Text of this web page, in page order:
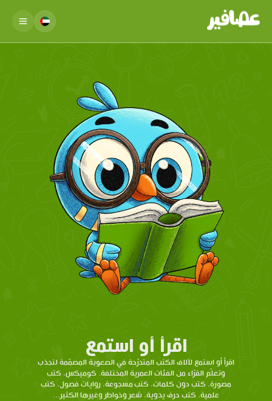
اقرأ أو استمع
اقرأ أو استمع لآلاف الكتب المتدرّحة في الصعوبة المصمّمة لتجذب
وتعلّم القرّاء من الفئات العمرية المختلفة. كوميكس، كتب
مصورة، كتب دون كلمات، كتب مسجوعة، روايات فصول، كتب
علمية، كتب حرف يدوية، شعر وخواطر وغيرها الكثير...